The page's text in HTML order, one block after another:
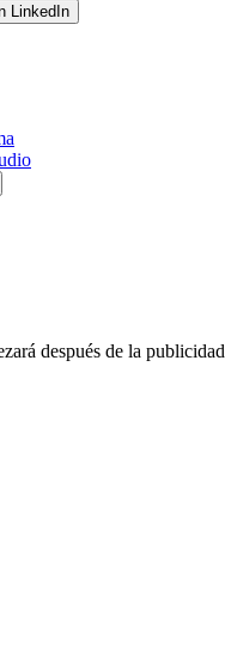
LinkedIn
después de la publicidad